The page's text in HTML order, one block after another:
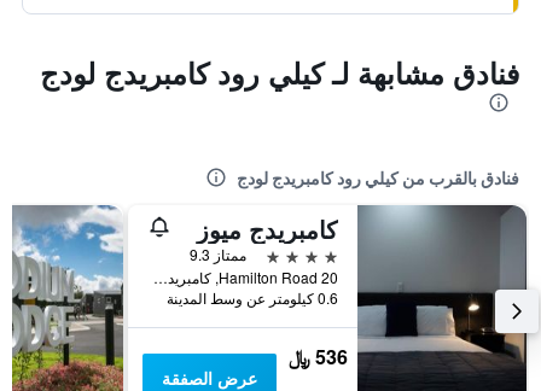
فنادق مشابهة لـ كيلي رود كامبريدج لودج
فنادق بالقرب من كيلي رود كامبريدج لودج
كامبريدج ميوز
4 نجوم
ممتاز 9.3
20 Hamilton Road, كامبريدج (نيوزيلندا), نيوزيلندا
0.6 كيلومتر عن وسط المدينة
536 ﷼
عرض الصفقة